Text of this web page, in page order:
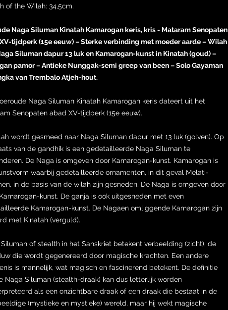
of the Wilah: 34,5cm.
Naga Siluman Kinatah Kamarogan keris, kris - Mataram Senopaten
tijdperk (15e eeuw) – Sterke verbinding met moeder aarde – Wilah
Siluman dapur 13 luk en Kamarogan-kunst in Kinatah (goud) –
pamor – Antieke Nunggak-semi greep van been – Solo Gayaman
van Trembalo Atjeh-hout.
Naga Siluman Kinatah Kamarogan keris dateert uit het
Senopaten abad XV-tijdperk (15e eeuw).
wordt gesmeed naar Naga Siluman dapur met 13 luk (golven). Op
van de gandhik is een gedetailleerde Naga Siluman te
De Naga is omgeven door Kamarogan-kunst. Kamarogan is
waarbij gedetailleerde ornamenten, in dit geval Melati-
in de basis van de wilah zijn gesneden. De Naga is omgeven door
kunst. De ganja is ook uitgesneden met even
Kamarogan-kunst. De Nagaen omliggende Kamarogan zijn
met Kinatah (verguld).
of stealth in het Sanskriet betekent verbeelding (zicht), de
die wordt gegenereerd door magische krachten. Een andere
is mannelijk, wat magisch en fascinerend betekent. De definitie
Naga Siluman (stealth-draak) kan dus letterlijk worden
als een onzichtbare draak of een draak die bestaat in de
(mystieke en mystieke) wereld, maar hij wekt magische